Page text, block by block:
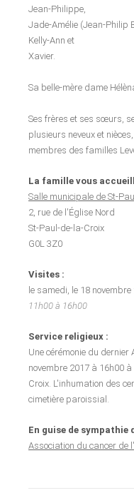
Jean-Philippe,
Jade-Amélie (Jean-Philip
Kelly-Ann et
Xavier.
Sa belle-mère dame
Ses frères et ses sœurs,
plusieurs neveux et
membres des familles
La famille vous
Salle municipale de St-
2, rue de l'Église Nord
St-Paul-de-la-Croix
G0L 3Z0
Visites :
le samedi, le 18 novembre
11h00 à 16h00
Service religieux :
Une cérémonie du
novembre 2017 à 16h00
Croix. L'inhumation des
cimetière paroissial.
En guise de sympathie
Association du cancer de